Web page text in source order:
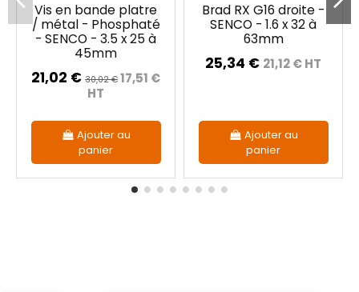
Vis en bande platre
/ métal - Phosphaté
- SENCO - 3.5 x 25 à
45mm
21,02 € 30,02 € 17,51 €
HT
Ajouter au
panier
Brad RX G16 droite -
SENCO - 1.6 x 32 à
63mm
25,34 € 21,12 € HT
Ajouter au
panier